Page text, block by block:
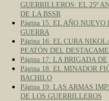
GUERRILLEROS: EL 25º
DE LA BSSR
Página 15: EL AÑO
GUERRA
Página 16: EL CURA
PEATÓN DEL
Página 17: LA BRIGADA DE
Página 18: EL MINADOR
BACHILO
Página 19: LAS ARMAS
DE LOS GUERRILLEROS